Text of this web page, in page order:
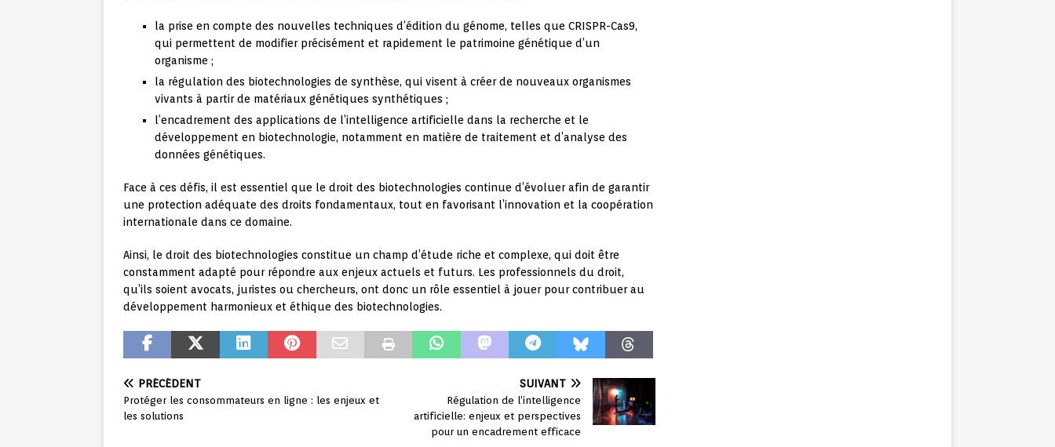
la prise en compte des nouvelles techniques d’édition du génome, telles que CRISPR-Cas9,
qui permettent de modifier précisément et rapidement le patrimoine génétique d’un
organisme ;
la régulation des biotechnologies de synthèse, qui visent à créer de nouveaux organismes
vivants à partir de matériaux génétiques synthétiques ;
l’encadrement des applications de l’intelligence artificielle dans la recherche et le
développement en biotechnologie, notamment en matière de traitement et d’analyse des
données génétiques.
Face à ces défis, il est essentiel que le droit des biotechnologies continue d’évoluer afin de garantir
une protection adéquate des droits fondamentaux, tout en favorisant l’innovation et la coopération
internationale dans ce domaine.
Ainsi, le droit des biotechnologies constitue un champ d’étude riche et complexe, qui doit être
constamment adapté pour répondre aux enjeux actuels et futurs. Les professionnels du droit,
qu’ils soient avocats, juristes ou chercheurs, ont donc un rôle essentiel à jouer pour contribuer au
développement harmonieux et éthique des biotechnologies.
PRÉCÉDENT
Protéger les consommateurs en ligne : les enjeux et
les solutions
SUIVANT
Régulation de l’intelligence
artificielle: enjeux et perspectives
pour un encadrement efficace